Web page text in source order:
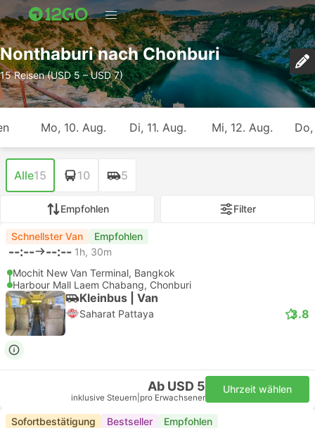
Nonthaburi nach Chonburi
15 Reisen (USD 5 – USD 7)
Mo, 10. Aug. Di, 11. Aug. Mi, 12. Aug.
Alle15 10 5
Empfohlen Filter
Schnellster Van Empfohlen
--:-- --:-- 1h, 30m
Mochit New Van Terminal, Bangkok
Harbour Mall Laem Chabang, Chonburi
Kleinbus | Van
Saharat Pattaya 3.8
Ab USD 5
inklusive Steuern pro Erwachsener
Uhrzeit wählen
Sofortbestätigung Bestseller Empfohlen